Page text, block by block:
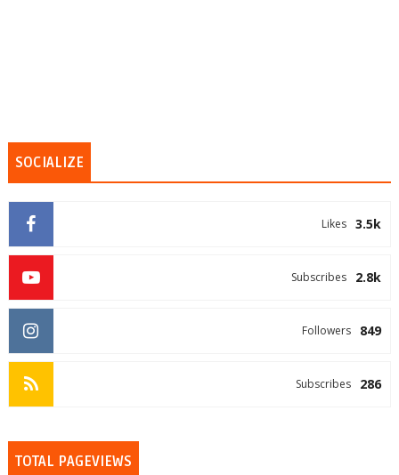
SOCIALIZE
3.5k
Likes
2.8k
Subscribes
849
Followers
286
Subscribes
TOTAL PAGEVIEWS